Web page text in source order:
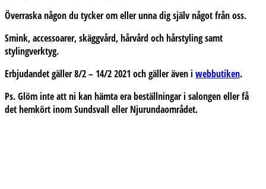
Överraska någon du tycker om eller unna dig själv något från oss.
Smink, accessoarer, skäggvård, hårvård och hårstyling samt
stylingverktyg.
Erbjudandet gäller 8/2 – 14/2 2021 och gäller även i webbutiken.
Ps. Glöm inte att ni kan hämta era beställningar i salongen eller få
det hemkört inom Sundsvall eller Njurundaområdet.